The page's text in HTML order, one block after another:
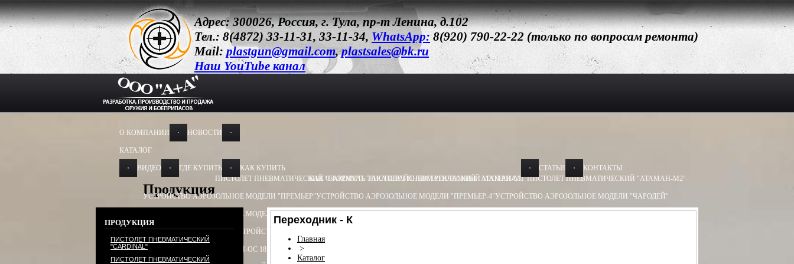
Адрес: 300026, Россия, г. Тула, пр-т Ленина, д.102
Тел.: 8(4872) 33-11-31, 33-11-34, WhatsApp:8(920) 790-22-22 (только по вопросам ремонта)
Mail: plastgun@gmail.com,plastsales@bk.ru
Наш YouTube канал
О КОМПАНИИ НОВОСТИ
КАТАЛОГ
Продукция
ПИСТОЛЕТ ПНЕВМАТИЧЕСКИЙ "CARDINAL"ПИСТОЛЕТ ПНЕВМАТИЧЕСКИЙ "АТАМАН-М1"ПИСТОЛЕТ ПНЕВМАТИЧЕСКИЙ "АТАМАН-М2"
УСТРОЙСТВО АЭРОЗОЛЬНОЕ МОДЕЛИ "ПРЕМЬЕР"УСТРОЙСТВО АЭРОЗОЛЬНОЕ МОДЕЛИ "ПРЕМЬЕР-4"УСТРОЙСТВО АЭРОЗОЛЬНОЕ МОДЕЛИ "ЧАРОДЕЙ"
УСТРОЙСТВО АЭРОЗОЛЬНОЕ МОДЕЛИ "ОБЕРЕГ"
УСТРОЙСТВО ПУСКОВОЕУСТРОЙСТВО ПУСКОВОЕ ПУ - 3
БАМ-ОС+CR 13Х50, 13Х60 БАМ-ОС 18Х55 БАМ-ОС 18Х51
ВИДЕО ГДЕ КУПИТЬ
КАК КУПИТЬ
КАК ОФОРМИТЬ ЗАКАЗПРАЙС ЛИСТРЕКЛАМНЫЙ МАТЕРИАЛ
СТАТЬИ КОНТАКТЫ
ПРОДУКЦИЯ
ПИСТОЛЕТ ПНЕВМАТИЧЕСКИЙ
"CARDINAL"
ПИСТОЛЕТ ПНЕВМАТИЧЕСКИЙ
Переходник - К
Главная
>
Каталог